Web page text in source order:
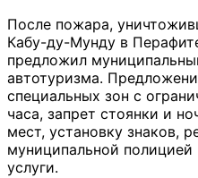
После пожара,
Кабу-ду-Мунду в
предложил
автотуризма.
специальных зон с
часа, запрет стоянки и
мест, установку знаков,
муниципальной полицией
услуги.